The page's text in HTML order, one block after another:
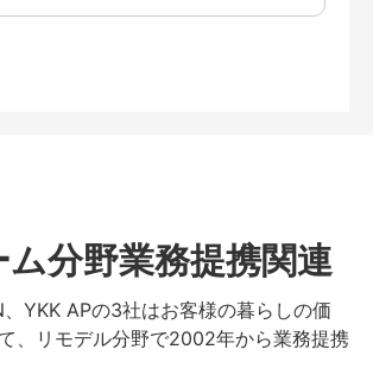
ム分野業務提携関連
YKK APの3社はお客様の暮らしの価
、リモデル分野で2002年から業務提携